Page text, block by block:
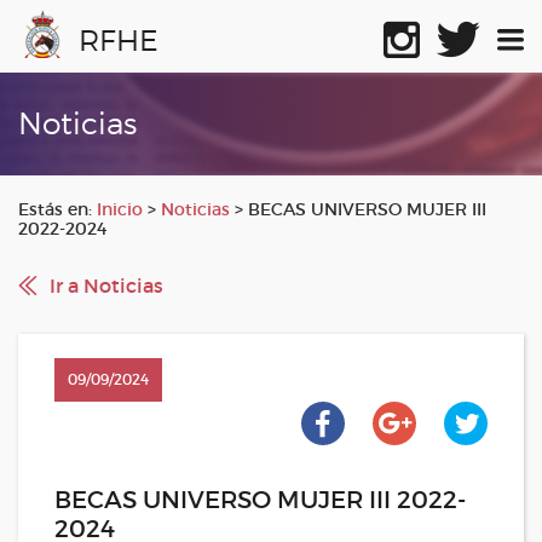
RFHE
Noticias
Estás en: Inicio > Noticias > BECAS UNIVERSO MUJER III
2022-2024
Ir a Noticias
09/09/2024
BECAS UNIVERSO MUJER III 2022-
2024